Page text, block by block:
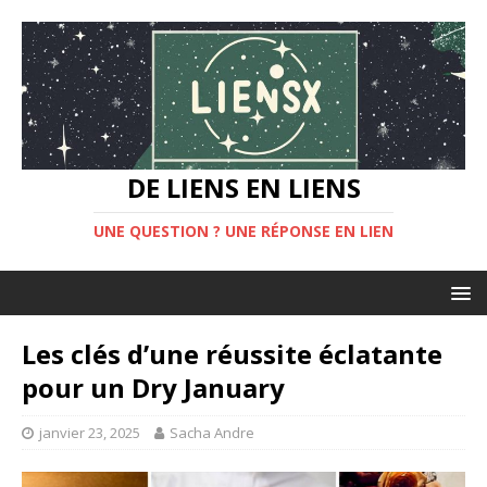
DE LIENS EN LIENS
UNE QUESTION ? UNE RÉPONSE EN LIEN
Les clés d’une réussite éclatante
pour un Dry January
janvier 23, 2025 Sacha Andre